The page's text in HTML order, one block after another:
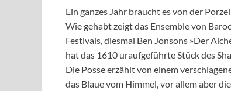
Ein ganzes Jahr braucht es von der
Wie gehabt zeigt das Ensemble von
Festivals, diesmal Ben Jonsons »Der
hat das 1610 uraufgeführte Stück des
Die Posse erzählt von einem
das Blaue vom Himmel, vor allem aber